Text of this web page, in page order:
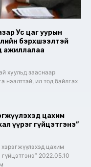
Ус цаг уурын
бэрхшээлтэй
ажиллалаа
хуульд зааснаар
нээлттэй, ил тод байлгах
цахим
үүрэг гүйцэтгэнэ”
цахим
2022.05.10